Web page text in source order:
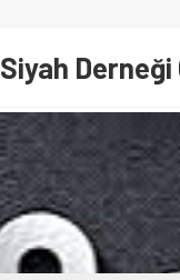
Siyah Derneği